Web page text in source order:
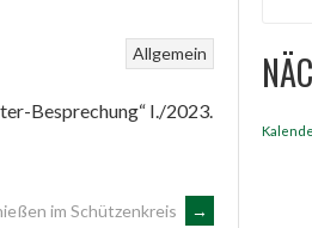
Allgemein
Besprechung“ I./2023.
im Schützenkreis →